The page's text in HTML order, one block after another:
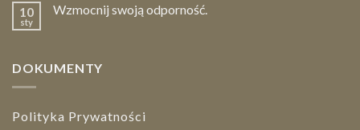
10
sty
Wzmocnij swoją odporność.
DOKUMENTY
Polityka Prywatności